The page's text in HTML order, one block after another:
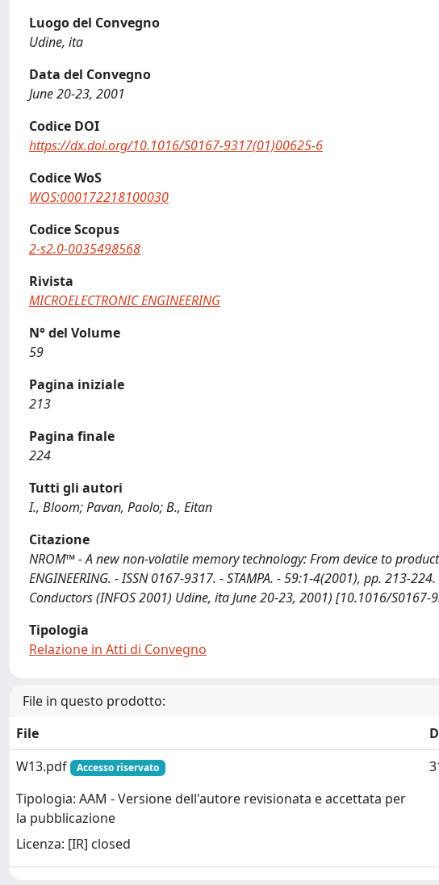
Luogo del Convegno
Udine, ita
Data del Convegno
June 20-23, 2001
Codice DOI
https://dx.doi.org/10.1016/S0167-9317(01)00625-6
Codice WoS
WOS:000172218100030
Codice Scopus
2-s2.0-0035498568
Rivista
MICROELECTRONIC ENGINEERING
N° del Volume
59
Pagina iniziale
213
Pagina finale
224
Tutti gli autori
I., Bloom; Pavan, Paolo; B., Eitan
Citazione
NROM™ - A new non-volatile memory technology: From device to
ENGINEERING. - ISSN 0167-9317. - STAMPA. - 59:1-4(2001), pp. 213-
Conductors (INFOS 2001) Udine, ita June 20-23, 2001) [10.1016/S0167-
Tipologia
Relazione in Atti di Convegno
File in questo prodotto:
File
W13.pdf
Accesso riservato
Tipologia: AAM - Versione dell'autore revisionata e accettata per
la pubblicazione
Licenza: [IR] closed